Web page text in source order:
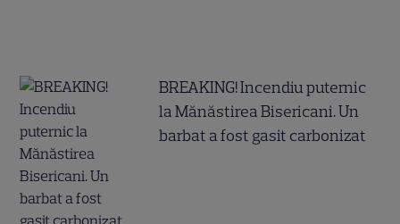
BREAKING! Incendiu puternic
la Mănăstirea Bisericani. Un
barbat a fost gasit carbonizat